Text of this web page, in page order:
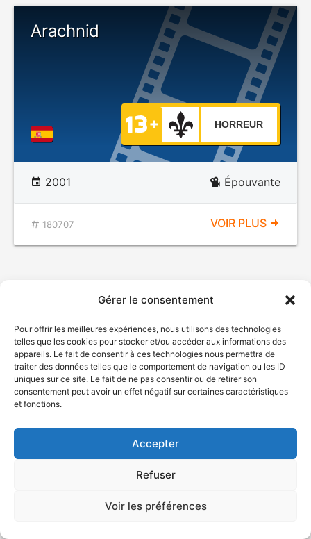
Gérer le consentement
Pour offrir les meilleures expériences, nous utilisons des technologies
telles que les cookies pour stocker et/ou accéder aux informations des
appareils. Le fait de consentir à ces technologies nous permettra de
traiter des données telles que le comportement de navigation ou les ID
uniques sur ce site. Le fait de ne pas consentir ou de retirer son
consentement peut avoir un effet négatif sur certaines caractéristiques
et fonctions.
Accepter
Refuser
Voir les préférences
Arachnid
HORREUR
2001 Épouvante
180707 VOIR PLUS
© Gouvernement du Québec, 2026
Plan du site
Accessibilité
Accès à l'information
Déclaration de services